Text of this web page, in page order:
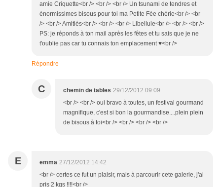
amie Criquette<br /> <br /> <br /> Un tsunami de tendres et
énormissimes bisous pour toi ma Petite Fée chérie<br /> <br
/> <br /> Amitiés<br /> <br /> <br /> Libellule<br /> <br /> <br />
PS: je réponds à ton mail après les fêtes et tu sais que je ne
t'oublie pas car tu connais ton emplacement ♥<br />
Répondre
C chemin de tables 29/12/2012 09:09
<br /> <br /> oui bravo à toutes, un festival gourmand
magnifique, c'est si bon la gourmandise....plein plein
de bisous à toi<br /> <br /> <br /> <br />
E emma 27/12/2012 14:42
<br /> certes ce fut un plaisir, mais à parcourir cete galerie, j'ai
pris 2 kgs !!!!<br />